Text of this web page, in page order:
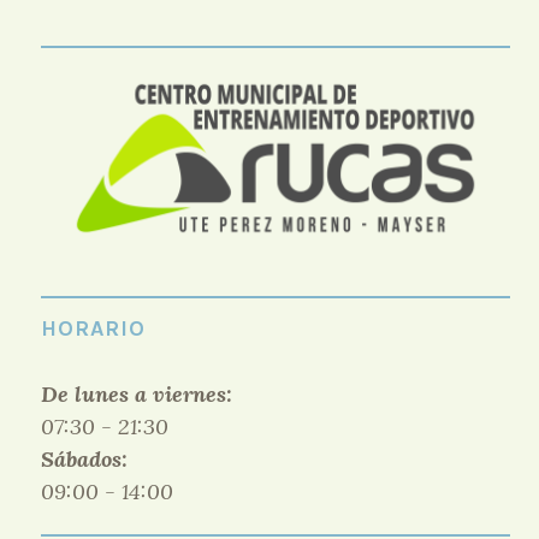
HORARIO
De lunes a viernes:
07:30 - 21:30
Sábados:
09:00 - 14:00